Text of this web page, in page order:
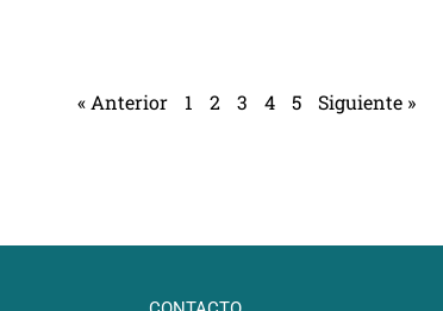
« Anterior 1 2 3 4 5 Siguiente »